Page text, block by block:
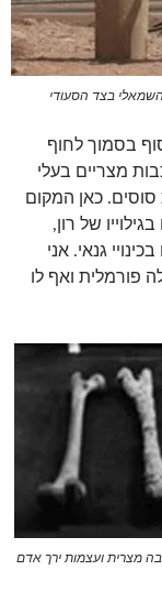
בצד הסעודי
בסמוך לחוף
מצריים בעלי
כאן המקום
של רון,
גנאי. אני
פורמלית ואף לו
מצרית ועצמות ירך אדם